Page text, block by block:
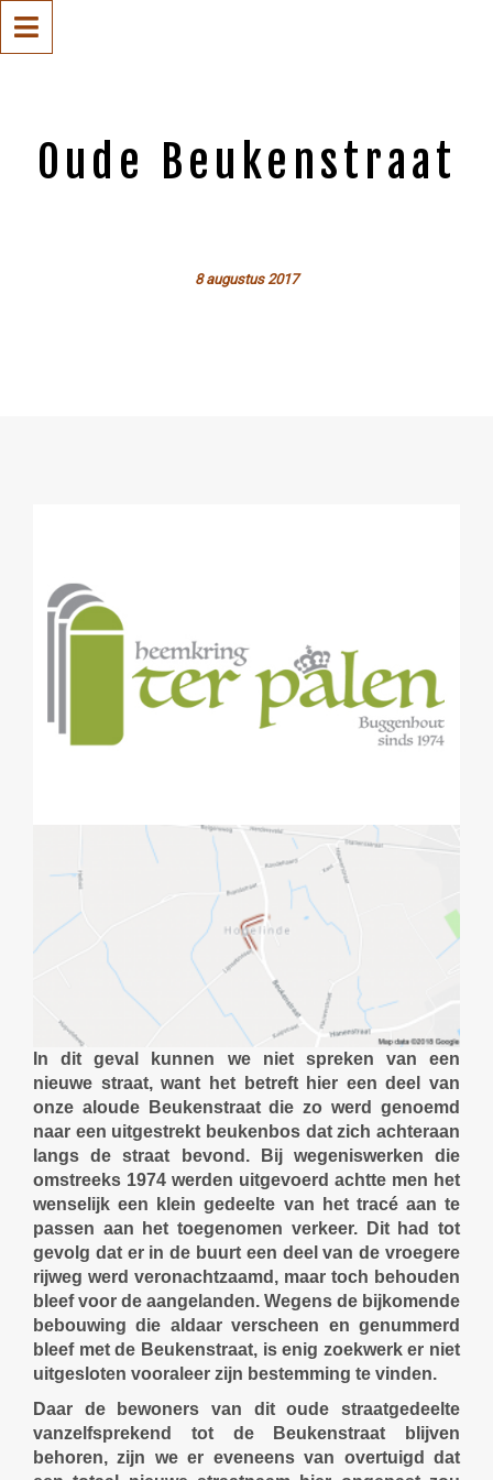
Oude Beukenstraat
8 augustus 2017
In dit geval kunnen we niet spreken van een
nieuwe straat, want het betreft hier een deel van
onze aloude Beukenstraat die zo werd genoemd
naar een uitgestrekt beukenbos dat zich achteraan
langs de straat bevond. Bij wegeniswerken die
omstreeks 1974 werden uitgevoerd achtte men het
wenselijk een klein gedeelte van het tracé aan te
passen aan het toegenomen verkeer. Dit had tot
gevolg dat er in de buurt een deel van de vroegere
rijweg werd veronachtzaamd, maar toch behouden
bleef voor de aangelanden. Wegens de bijkomende
bebouwing die aldaar verscheen en genummerd
bleef met de Beukenstraat, is enig zoekwerk er niet
uitgesloten vooraleer zijn bestemming te vinden.
Daar de bewoners van dit oude straatgedeelte
vanzelfsprekend tot de Beukenstraat blijven
behoren, zijn we er eveneens van overtuigd dat